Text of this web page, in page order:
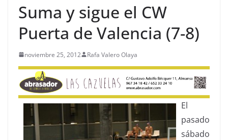
Suma y sigue el CW
Puerta de Valencia (7-8)
noviembre 25, 2012 Rafa Valero Olaya
El
pasado
sábado